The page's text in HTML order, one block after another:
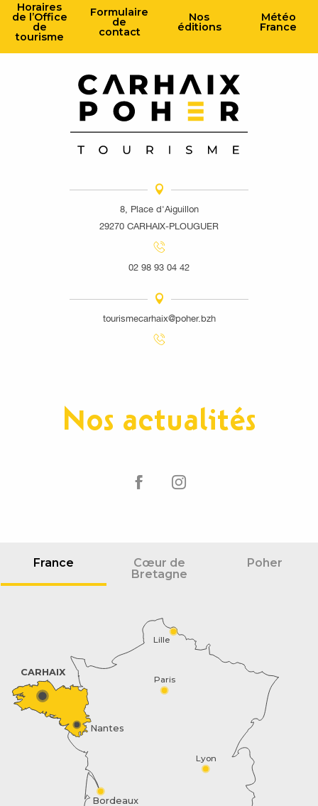
Horaires
de l’Office
de
tourisme
Formulaire
de
contact
Nos
éditions
Météo
France
8, Place d'Aiguillon
29270 CARHAIX-PLOUGUER
02 98 93 04 42
tourismecarhaix@poher.bzh
Nos actualités
France
Cœur de
Bretagne
Poher
Paris
Lyon
Lille
Bordeaux
Nantes
CARHAIX